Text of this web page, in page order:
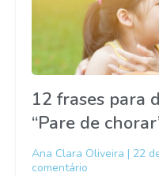
12 frases para
“Pare de
Ana Clara Oliveira 22
comentário